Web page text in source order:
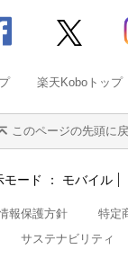
楽天Koboトップ
このページの先頭に
モード モバイル
報保護方針
特定
サステナビリティ